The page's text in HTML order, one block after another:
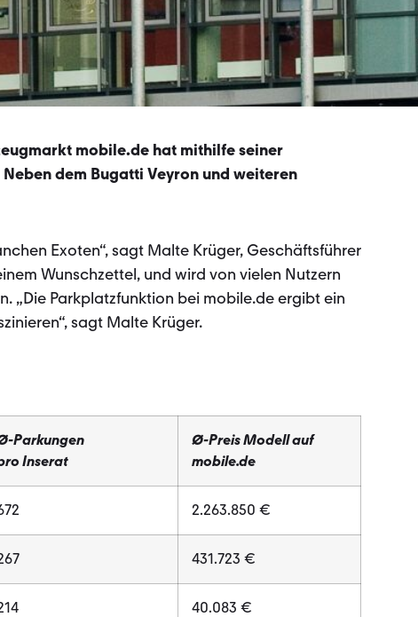
mobile.de hat mithilfe seiner
dem Bugatti Veyron und weiteren
Exoten“, sagt Malte Krüger, Geschäftsführer
Wunschzettel, und wird von vielen Nutzern
„Die Parkplatzfunktion bei mobile.de ergibt ein
sagt Malte Krüger.
Parkungen
Inserat
Ø-Preis Modell auf
mobile.de
2.263.850 €
431.723 €
40.083 €